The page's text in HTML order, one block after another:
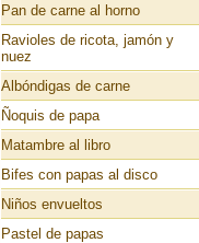
Pan de carne al horno
Ravioles de ricota, jamón y
nuez
Albóndigas de carne
Ñoquis de papa
Matambre al libro
Bifes con papas al disco
Niños envueltos
Pastel de papas